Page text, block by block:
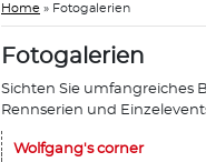
Home » Fotogalerien
Fotogalerien
Sichten Sie umfangreiches
Rennserien und
Wolfgang's corner